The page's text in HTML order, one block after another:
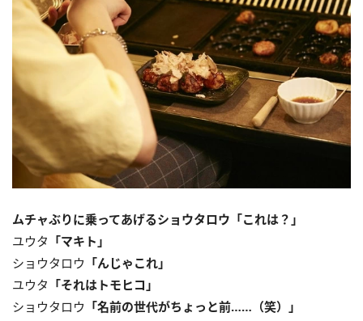
ムチャぶりに乗ってあげるショウタロウ「これは？」
ユウタ 「マキト」
ショウタロウ 「んじゃこれ」
ユウタ 「それはトモヒコ」
ショウタロウ 「名前の世代がちょっと前……（笑）」